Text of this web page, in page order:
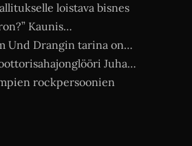
loistava bisnes
Kaunis…
Und Drangin tarina on…
Juha…
rockpersoonien